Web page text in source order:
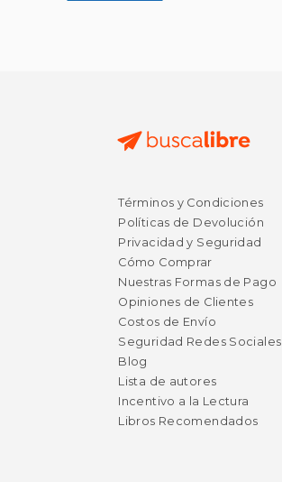
$ 15.95
$ 15.01
15%
dcto.
Términos y Condiciones
Políticas de Devolución
Privacidad y Seguridad
Cómo Comprar
Nuestras Formas de Pago
Opiniones de Clientes
Costos de Envío
Seguridad Redes Sociales
Blog
Lista de autores
Incentivo a la Lectura
Libros Recomendados